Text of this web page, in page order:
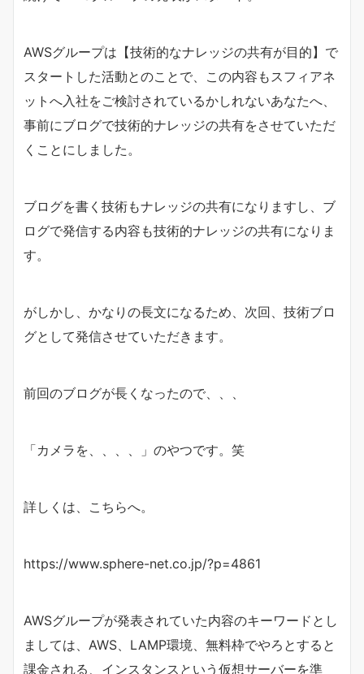
AWSグループは【技術的なナレッジの共有が目的】で
スタートした活動とのことで、この内容もスフィアネ
ットへ入社をご検討されているかしれないあなたへ、
事前にブログで技術的ナレッジの共有をさせていただ
くことにしました。
ブログを書く技術もナレッジの共有になりますし、ブ
ログで発信する内容も技術的ナレッジの共有になりま
す。
がしかし、かなりの長文になるため、次回、技術ブロ
グとして発信させていただきます。
前回のブログが長くなったので、、、
「カメラを、、、、」のやつです。笑
詳しくは、こちらへ。
https://www.sphere-net.co.jp/?p=4861
AWSグループが発表されていた内容のキーワードとし
ましては、AWS、LAMP環境、無料枠でやろとすると
課金される、インスタンスという仮想サーバーを準